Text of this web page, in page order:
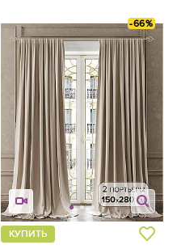
-66%
КУПИТЬ